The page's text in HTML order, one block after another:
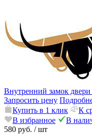
Внутренний замок
Запросить цену
Купить в 1 клик
К
В избранное
В
580 руб. / шт